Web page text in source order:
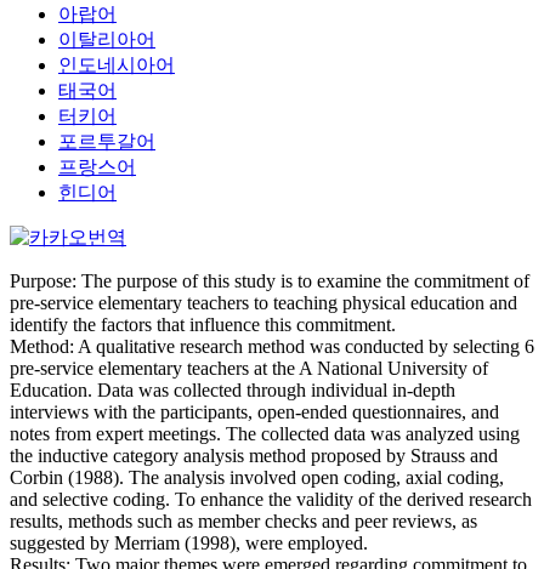
아랍어
이탈리아어
인도네시아어
태국어
터키어
포르투갈어
프랑스어
힌디어
Purpose: The purpose of this study is to examine the commitment of
pre-service elementary teachers to teaching physical education and
identify the factors that influence this commitment.
Method: A qualitative research method was conducted by selecting 6
pre-service elementary teachers at the A National University of
Education. Data was collected through individual in-depth
interviews with the participants, open-ended questionnaires, and
notes from expert meetings. The collected data was analyzed using
the inductive category analysis method proposed by Strauss and
Corbin (1988). The analysis involved open coding, axial coding,
and selective coding. To enhance the validity of the derived research
results, methods such as member checks and peer reviews, as
suggested by Merriam (1998), were employed.
Results: Two major themes were emerged regarding commitment to